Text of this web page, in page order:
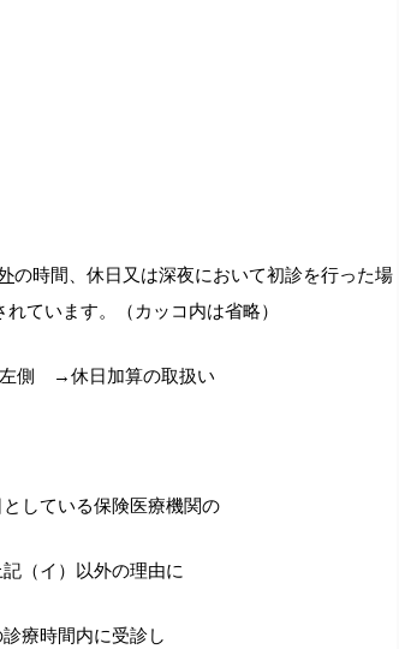
の時間、休日又は深夜において初診を行った場
ています。（カッコ内は省略）
左側 →休日加算の取扱い
している保険医療機関の
（イ）以外の理由に
療時間内に受診し